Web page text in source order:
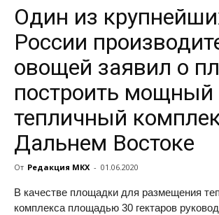
Один из
России
овощей заявил о
построить мощный
тепличный
Дальнем Востоке
От Редакция МКХ - 01.06.2020
В качестве площадки для размещения
комплекса площадью 30 гектаров